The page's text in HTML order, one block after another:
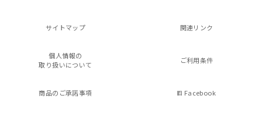
サイトマップ 関連リンク
個人情報の
取り扱いについて
ご利用条件
商品のご承諾事項 Facebook